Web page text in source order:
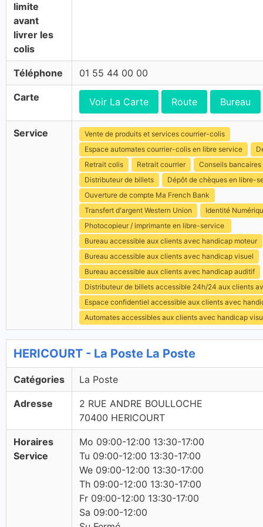
limite
avant
livrer les
colis
Téléphone 01 55 44 00 00
Carte Voir La Carte Route Bureau
Service
Vente de produits et services courrier-colis
Espace automates courrier-colis en libre service
Retrait colis
Retrait courrier
Conseils bancaires
Distributeur de billets
Dépôt de chèques en libre-
Ouverture de compte Ma French Bank
Transfert d'argent Western Union
Identité
Photocopieur / imprimante en libre-service
Bureau accessible aux clients avec handicap moteur
Bureau accessible aux clients avec handicap visuel
Bureau accessible aux clients avec handicap auditif
Distributeur de billets accessible 24h/24 aux clients
Espace confidentiel accessible aux clients avec
Automates accessibles aux clients avec handicap
HERICOURT - La Poste La Poste
Catégories La Poste
Adresse
2 RUE ANDRE BOULLOCHE
70400 HERICOURT
Horaires
Service
Mo 09:00-12:00 13:30-17:00
Tu 09:00-12:00 13:30-17:00
We 09:00-12:00 13:30-17:00
Th 09:00-12:00 13:30-17:00
Fr 09:00-12:00 13:30-17:00
Sa 09:00-12:00